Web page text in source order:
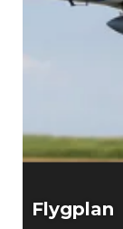
Flygplan